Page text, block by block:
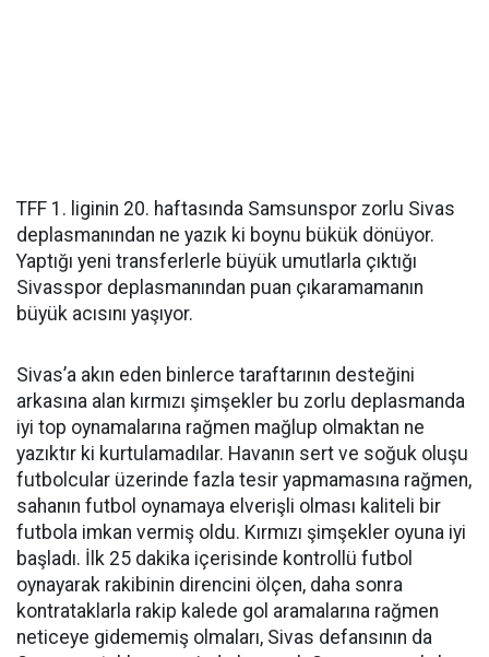
TFF 1. liginin 20. haftasında Samsunspor zorlu Sivas
deplasmanından ne yazık ki boynu bükük dönüyor.
Yaptığı yeni transferlerle büyük umutlarla çıktığı
Sivasspor deplasmanından puan çıkaramamanın
büyük acısını yaşıyor.
Sivas’a akın eden binlerce taraftarının desteğini
arkasına alan kırmızı şimşekler bu zorlu deplasmanda
iyi top oynamalarına rağmen mağlup olmaktan ne
yazıktır ki kurtulamadılar. Havanın sert ve soğuk oluşu
futbolcular üzerinde fazla tesir yapmamasına rağmen,
sahanın futbol oynamaya elverişli olması kaliteli bir
futbola imkan vermiş oldu. Kırmızı şimşekler oyuna iyi
başladı. İlk 25 dakika içerisinde kontrollü futbol
oynayarak rakibinin direncini ölçen, daha sonra
kontrataklarla rakip kalede gol aramalarına rağmen
neticeye gidememiş olmaları, Sivas defansının da